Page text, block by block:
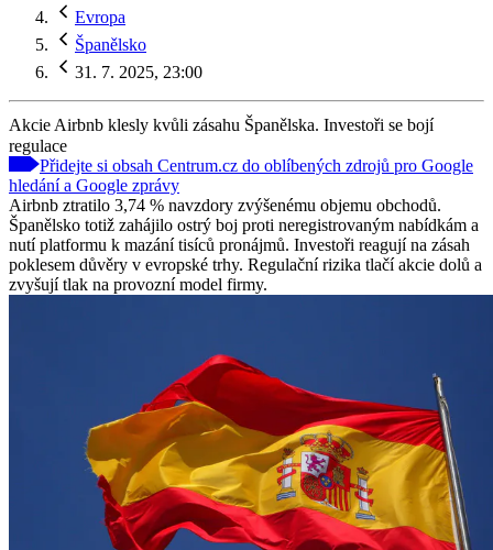
Evropa
Španělsko
31. 7. 2025, 23:00
Akcie Airbnb klesly kvůli zásahu Španělska. Investoři se bojí
regulace
Přidejte si obsah Centrum.cz do oblíbených zdrojů pro Google
hledání a Google zprávy
Airbnb ztratilo 3,74 % navzdory zvýšenému objemu obchodů.
Španělsko totiž zahájilo ostrý boj proti neregistrovaným nabídkám a
nutí platformu k mazání tisíců pronájmů. Investoři reagují na zásah
poklesem důvěry v evropské trhy. Regulační rizika tlačí akcie dolů a
zvyšují tlak na provozní model firmy.